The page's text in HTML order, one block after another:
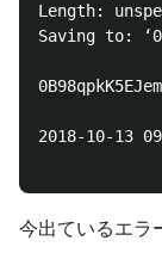
Length:
Saving to:
2018-10-13
今出ているエラ